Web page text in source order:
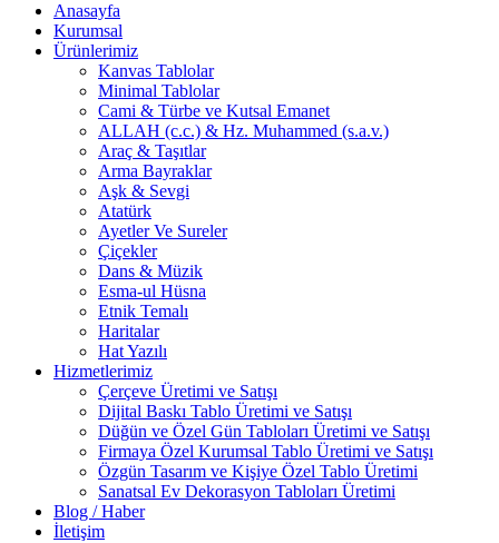
Anasayfa
Kurumsal
Ürünlerimiz
Kanvas Tablolar
Minimal Tablolar
Cami & Türbe ve Kutsal Emanet
ALLAH (c.c.) & Hz. Muhammed (s.a.v.)
Araç & Taşıtlar
Arma Bayraklar
Aşk & Sevgi
Atatürk
Ayetler Ve Sureler
Çiçekler
Dans & Müzik
Esma-ul Hüsna
Etnik Temalı
Haritalar
Hat Yazılı
Hizmetlerimiz
Çerçeve Üretimi ve Satışı
Dijital Baskı Tablo Üretimi ve Satışı
Düğün ve Özel Gün Tabloları Üretimi ve Satışı
Firmaya Özel Kurumsal Tablo Üretimi ve Satışı
Özgün Tasarım ve Kişiye Özel Tablo Üretimi
Sanatsal Ev Dekorasyon Tabloları Üretimi
Blog / Haber
İletişim